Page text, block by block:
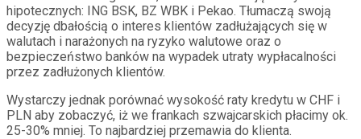
hipotecznych: ING BSK, BZ WBK i Pekao. Tłumaczą swoją
decyzję dbałością o interes klientów zadłużających się w
walutach i narażonych na ryzyko walutowe oraz o
bezpieczeństwo banków na wypadek utraty wypłacalności
przez zadłużonych klientów.
Wystarczy jednak porównać wysokość raty kredytu w CHF i
PLN aby zobaczyć, iż we frankach szwajcarskich płacimy ok.
25-30% mniej. To najbardziej przemawia do klienta.